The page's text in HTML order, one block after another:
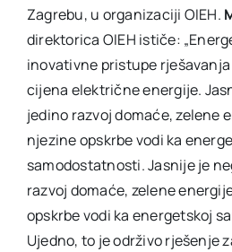
Zagrebu, u organizaciji OIEH.
direktorica OIEH ističe:
inovativne pristupe
cijena električne energije.
jedino razvoj domaće, zelene
njezine opskrbe vodi ka
samodostatnosti. Jasnije je
razvoj domaće, zelene
opskrbe vodi ka energetskoj
Ujedno, to je održivo rješenje